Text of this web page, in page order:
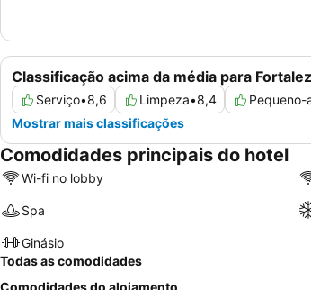
Classificação acima da média para
Serviço•8,6 Limpeza•8,4 Pequeno-
Mostrar mais classificações
Comodidades principais do hotel
Wi-fi no lobby
Spa
Ginásio
Todas as comodidades